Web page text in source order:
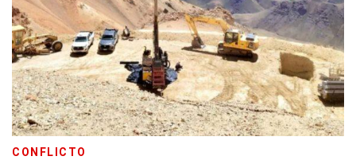
CONFLICTO